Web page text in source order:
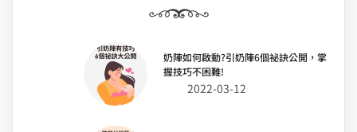
奶陣如何啟動?引奶陣6個祕訣公開，掌
握技巧不困難!
2022-03-12